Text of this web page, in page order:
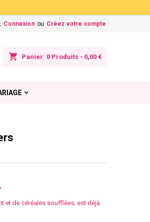
Connexion ou Créez votre compte
shopping_cart Panier: 0 Produits - 0,00 €
et de céréales soufflées, est déjà